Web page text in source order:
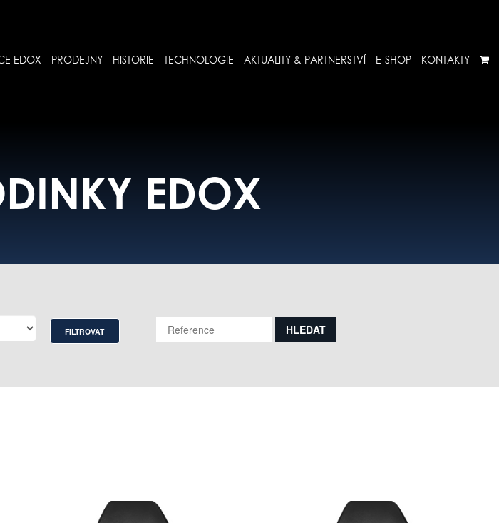
EDOX PRODEJNY HISTORIE TECHNOLOGIE AKTUALITY & PARTNERSTVÍ E-SHOP KONTAKTY
EDOX
FILTROVAT